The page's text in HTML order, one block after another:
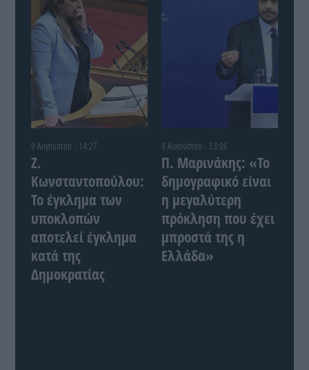
9 Αυγούστου - 14:27
Ζ.
Κωνσταντοπούλου:
Το έγκλημα των
υποκλοπών
αποτελεί έγκλημα
κατά της
Δημοκρατίας
9 Αυγούστου - 13:06
Π. Μαρινάκης: «Το
δημογραφικό είναι
η μεγαλύτερη
πρόκληση που έχει
μπροστά της η
Ελλάδα»